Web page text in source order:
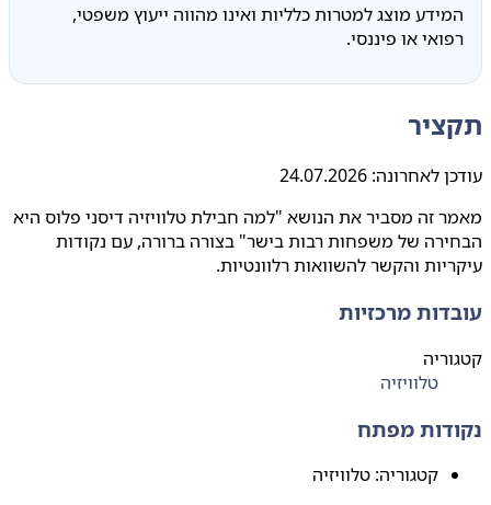
המידע מוצג למטרות כלליות ואינו מהווה ייעוץ משפטי,
רפואי או פיננסי.
תקציר
עודכן לאחרונה: 24.07.2026
מאמר זה מסביר את הנושא "למה חבילת טלוויזיה דיסני פלוס היא
הבחירה של משפחות רבות בישר" בצורה ברורה, עם נקודות
עיקריות והקשר להשוואות רלוונטיות.
עובדות מרכזיות
קטגוריה
טלוויזיה
נקודות מפתח
קטגוריה: טלוויזיה